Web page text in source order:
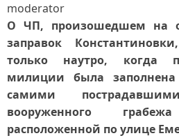
moderator
О ЧП, произошедшем на
заправок
только наутро, когда
милиции была
самими
вооруженного
расположенной по улице